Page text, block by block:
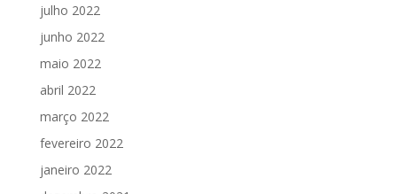
julho 2022
junho 2022
maio 2022
abril 2022
março 2022
fevereiro 2022
janeiro 2022